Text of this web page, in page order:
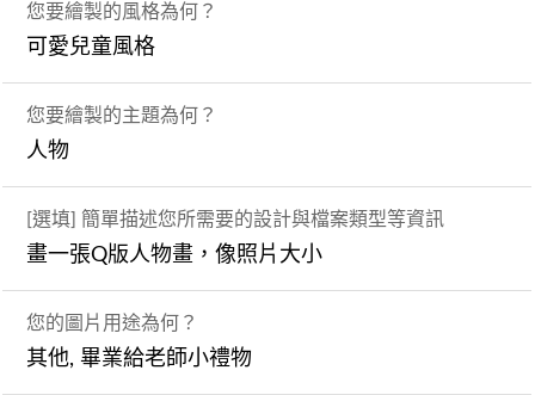
您要繪製的風格為何？
可愛兒童風格
您要繪製的主題為何？
人物
[選填] 簡單描述您所需要的設計與檔案類型等資訊
畫一張Q版人物畫，像照片大小
您的圖片用途為何？
其他, 畢業給老師小禮物